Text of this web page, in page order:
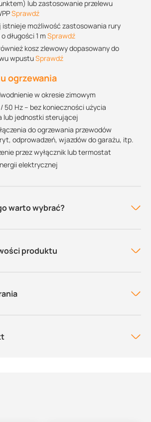
lub zastosowanie przelewu
Sprawdź
istnieje możliwość zastosowania rury
długości 1 m Sprawdź
kosz zlewowy dopasowany do
wpustuSprawdź
ogrzewania
w okresie zimowym
50 Hz – bez konieczności użycia
lub jednostki sterującej
do ogrzewania przewodów
odprowadzeń, wjazdów do garażu, itp.
przez wyłącznik lub termostat
elektrycznej
warto wybrać?
produktu